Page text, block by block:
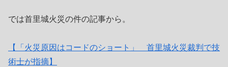
では首里城火災の件の記事から。
【「火災原因はコードのショート」 首里城火災裁判で技
術士が指摘】